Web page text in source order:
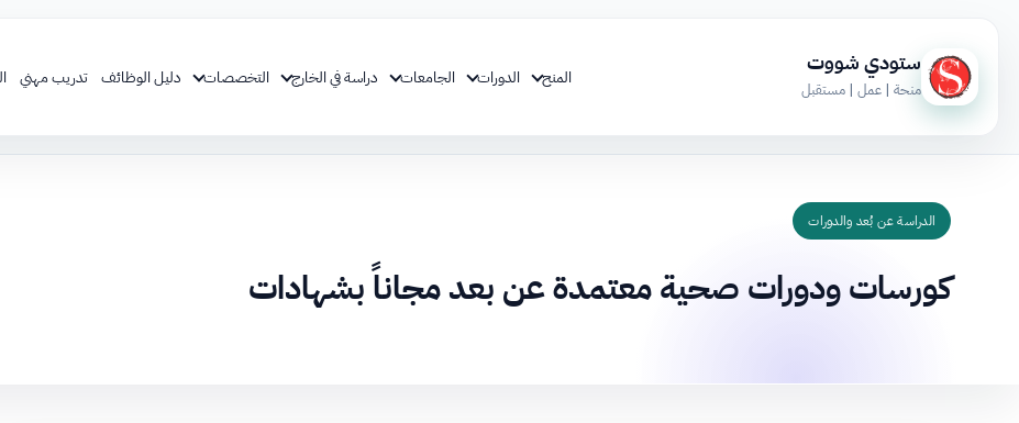
ستودي شووت
منحة | عمل | مستقبل
المنح الدورات الجامعات دراسة في الخارج التخصصات دليل الوظائف تدريب مهني
الدراسة عن بُعد والدورات
كورسات ودورات صحية معتمدة عن بعد مجاناً بشهادات